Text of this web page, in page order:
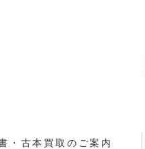
・古本買取のご案内